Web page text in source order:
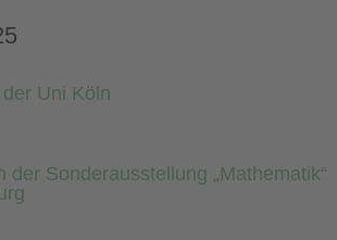
Uni Köln
der Sonderausstellung „Mathematik“